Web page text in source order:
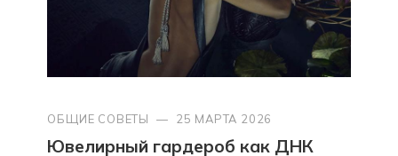
ОБЩИЕ СОВЕТЫ — 25 МАРТА 2026
Ювелирный гардероб как ДНК